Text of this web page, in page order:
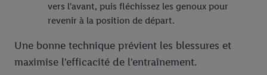
vers l'avant, puis fléchissez les genoux pour
revenir à la position de départ.
Une bonne technique prévient les blessures et
maximise l'efficacité de l'entraînement.